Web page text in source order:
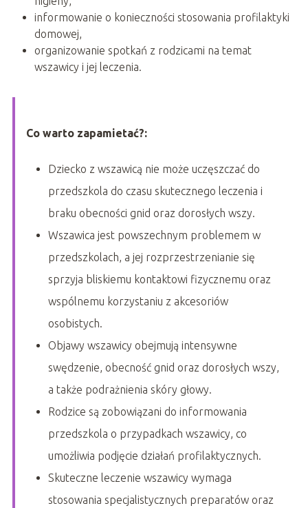
informowanie o konieczności stosowania profilaktyki
domowej,
organizowanie spotkań z rodzicami na temat
wszawicy i jej leczenia.
Co warto zapamietać?:
Dziecko z wszawicą nie może uczęszczać do
przedszkola do czasu skutecznego leczenia i
braku obecności gnid oraz dorosłych wszy.
Wszawica jest powszechnym problemem w
przedszkolach, a jej rozprzestrzenianie się
sprzyja bliskiemu kontaktowi fizycznemu oraz
wspólnemu korzystaniu z akcesoriów
osobistych.
Objawy wszawicy obejmują intensywne
swędzenie, obecność gnid oraz dorosłych wszy,
a także podrażnienia skóry głowy.
Rodzice są zobowiązani do informowania
przedszkola o przypadkach wszawicy, co
umożliwia podjęcie działań profilaktycznych.
Skuteczne leczenie wszawicy wymaga
stosowania specjalistycznych preparatów oraz